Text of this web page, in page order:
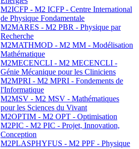
M2ICFP - M2 ICFP - Centre International
de Physique Fondamentale
M2MARES - M2 PBR - Physique par
Recherche
M2MATHMOD - M2 MM - Modélisation
Mathématique
M2MECENCLI - M2 MECENCLI -
Génie Mécanique pour les Cliniciens
M2MPRI - M2 MPRI - Fondements de
l'Informatique
M2MSV - M2 MSV - Mathématiques
pour les Sciences du Vivant
M2OPTIM - M2 OPT - Optimisation
M2PIC - M2 PIC - Projet, Innovation,
Conception
M2PLASPHYFUS - M2 PPF - Physique